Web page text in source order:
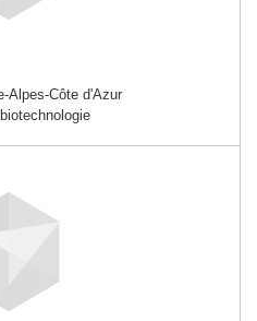
Alpes-Côte d'Azur